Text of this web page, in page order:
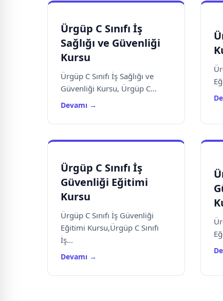
Ürgüp C Sınıfı İş
Sağlığı ve Güvenliği
Kursu
Ürgüp C Sınıfı İş Sağlığı ve
Güvenliği Kursu, Ürgüp C...
Devamı →
Ürgüp C Sınıfı İş
Güvenliği Eğitimi
Kursu
Ürgüp C Sınıfı İş Güvenliği
Eğitimi Kursu,Ürgüp C Sınıfı
İş...
Devamı →